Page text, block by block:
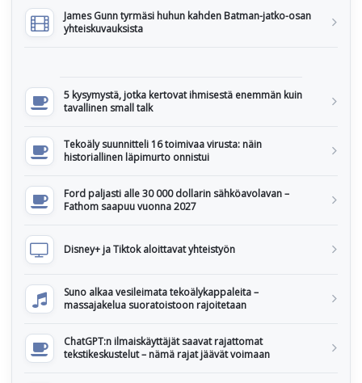
James Gunn tyrmäsi huhun kahden Batman-jatko-osan
yhteiskuvauksista
5 kysymystä, jotka kertovat ihmisestä enemmän kuin
tavallinen small talk
Tekoäly suunnitteli 16 toimivaa virusta: näin
historiallinen läpimurto onnistui
Ford paljasti alle 30 000 dollarin sähköavolavan –
Fathom saapuu vuonna 2027
Disney+ ja Tiktok aloittavat yhteistyön
Suno alkaa vesileimata tekoälykappaleita –
massajakelua suoratoistoon rajoitetaan
ChatGPT:n ilmaiskäyttäjät saavat rajattomat
tekstikeskustelut – nämä rajat jäävät voimaan